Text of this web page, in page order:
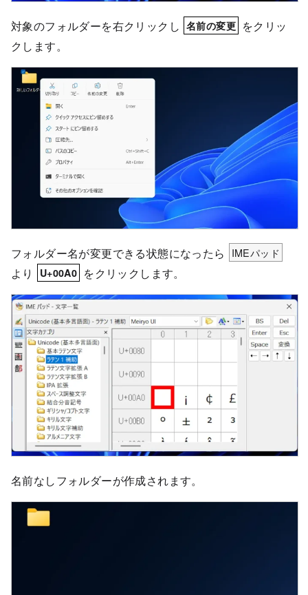
対象のフォルダーを右クリックし 名前の変更 をクリッ
クします。
フォルダー名が変更できる状態になったら IMEパッド
より U+00A0 をクリックします。
名前なしフォルダーが作成されます。